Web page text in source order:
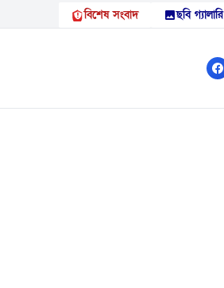
বিশেষ সংবাদ ছবি গ্যালারি